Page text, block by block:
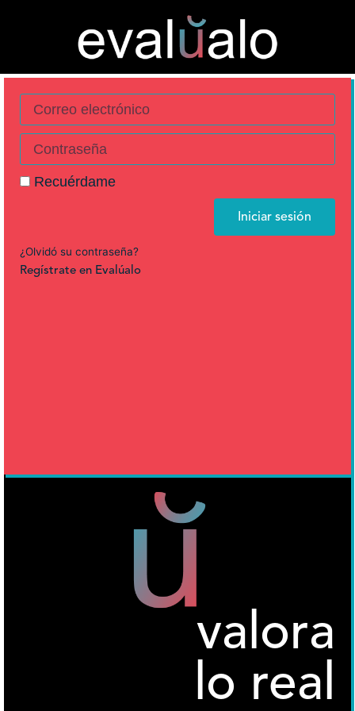
valora
lo real
Recuérdame
Iniciar sesión
¿Olvidó su contraseña?
Regístrate en Evalúalo